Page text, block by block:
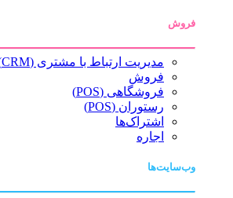
فروش
مدیریت ارتباط با مشتری (CRM)
فروش
فروشگاهی (POS)
رستوران (POS)
اشتراک‌ها
اجاره
وب‌سایت‌ها